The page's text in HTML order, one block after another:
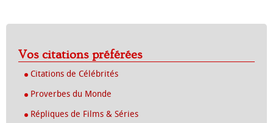
Vos citations préférées
Citations de Célébrités
Proverbes du Monde
Répliques de Films & Séries